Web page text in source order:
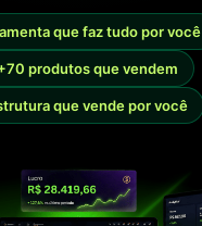
que faz tudo por você
produtos que vendem
que vende por você